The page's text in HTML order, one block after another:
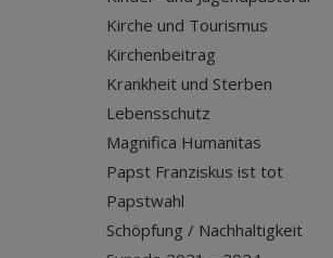
Kirche und Tourismus
Kirchenbeitrag
Krankheit und Sterben
Lebensschutz
Magnifica Humanitas
Papst Franziskus ist tot
Papstwahl
Schöpfung / Nachhaltigkeit